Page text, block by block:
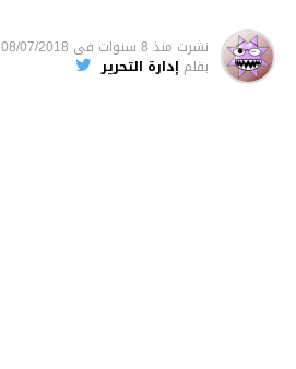
نشرت منذ 8 سنوات فى 08/07/2018
بقلم إدارة التحرير